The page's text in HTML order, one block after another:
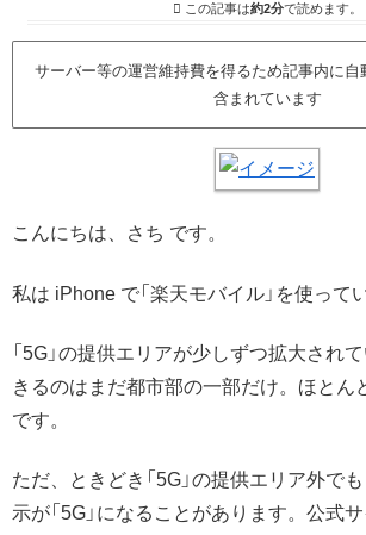
この記事は約2分で読めます。
サーバー等の運営維持費を得るため記事内に自
含まれています
こんにちは、さち です。
私は iPhone で「楽天モバイル」を使って
「5G」の提供エリアが少しずつ拡大され
きるのはまだ都市部の一部だけ。ほとん
です。
ただ、ときどき「5G」の提供エリア外で
示が「5G」になることがあります。公式